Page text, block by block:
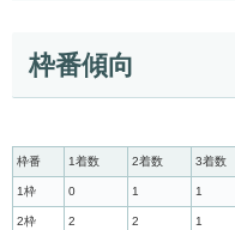
枠番傾向
枠番 1着数 2着数 3着数
1枠 0 1 1
2枠 2 2 1